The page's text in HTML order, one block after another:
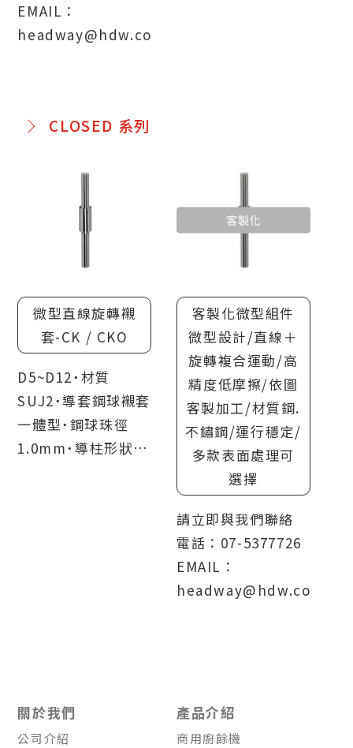
EMAIL：
headway@hdw.com.tw
CLOSED 系列
微型直線旋轉襯
套-CK / CKO
D5~D12˙材質
SUJ2˙導套鋼球襯套
一體型˙鋼球珠徑
1.0mm˙導柱形狀2
客製化微型組件
微型設計/直線＋
旋轉複合運動/高
精度低摩擦/依圖
客製加工/材質鋼.
不鏽鋼/運行穩定/
多款表面處理可
選擇
請立即與我們聯絡
電話：07-5377726
EMAIL：
headway@hdw.com.tw
關於我們
公司介紹
產品介紹
商用廚餘機